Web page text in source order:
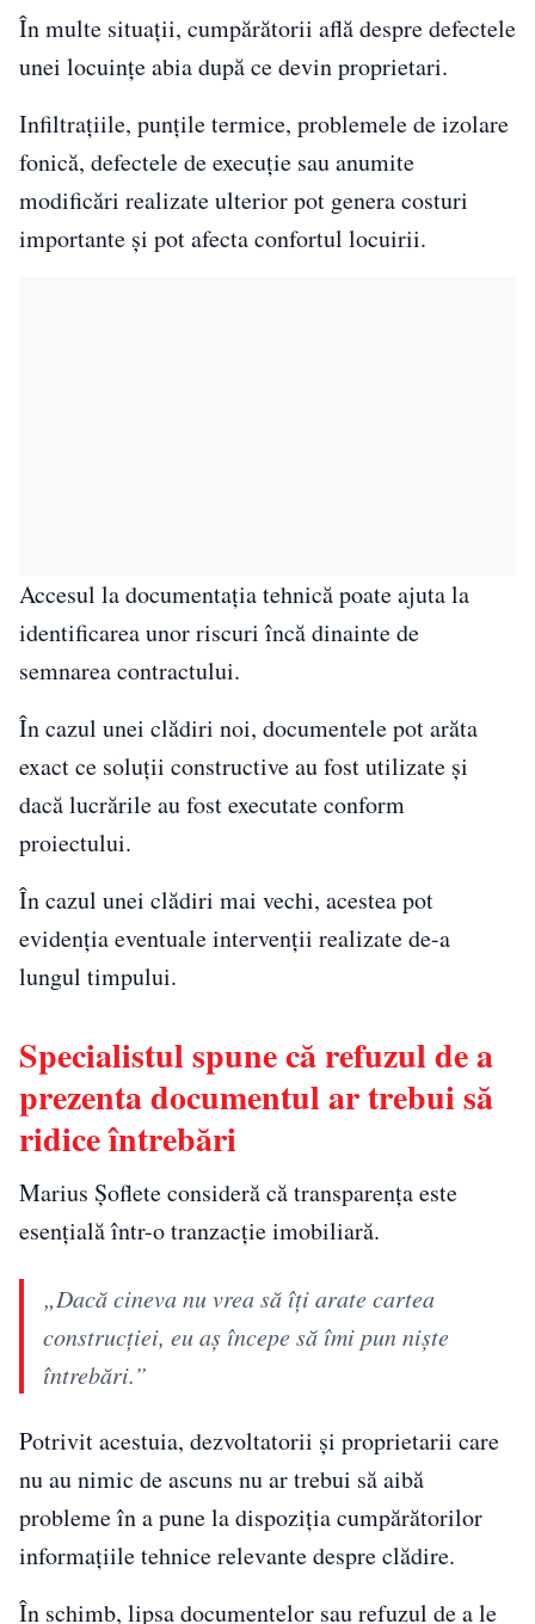
În multe situații, cumpărătorii află despre defectele
unei locuințe abia după ce devin proprietari.
Infiltrațiile, punțile termice, problemele de izolare
fonică, defectele de execuție sau anumite
modificări realizate ulterior pot genera costuri
importante și pot afecta confortul locuirii.
Accesul la documentația tehnică poate ajuta la
identificarea unor riscuri încă dinainte de
semnarea contractului.
În cazul unei clădiri noi, documentele pot arăta
exact ce soluții constructive au fost utilizate și
dacă lucrările au fost executate conform
proiectului.
În cazul unei clădiri mai vechi, acestea pot
evidenția eventuale intervenții realizate de-a
lungul timpului.
Specialistul spune că refuzul de a
prezenta documentul ar trebui să
ridice întrebări
Marius Șoflete consideră că transparența este
esențială într-o tranzacție imobiliară.
„Dacă cineva nu vrea să îți arate cartea
construcției, eu aș începe să îmi pun niște
întrebări.”
Potrivit acestuia, dezvoltatorii și proprietarii care
nu au nimic de ascuns nu ar trebui să aibă
probleme în a pune la dispoziția cumpărătorilor
informațiile tehnice relevante despre clădire.
În schimb, lipsa documentelor sau refuzul de a le